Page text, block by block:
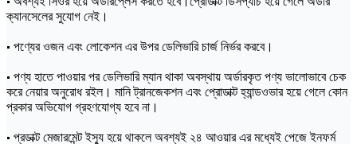
ক্যানসেলের সুযোগ নেই।
• পণ্যের ওজন এবং লোকেশন এর উপর ডেলিভারি চার্জ নির্ভর করবে।
• পণ্য হাতে পাওয়ার পর ডেলিভারি ম্যান থাকা অবস্থায় অর্ডারকৃত পণ্য ভালোভাবে চেক
করে নেয়ার অনুরোধ রইল। মানি ট্রানজেকশন এবং প্রোডাক্ট হ্যান্ডওভার হয়ে গেলে কোন
প্রকার অভিযোগ গ্রহণযোগ্য হবে না।
• প্রডাক্ট মেজারমেন্ট ইস্যু হয়ে থাকলে অবশ্যই ২৪ আওয়ার এর মধ্যেই পেজে ইনফর্ম